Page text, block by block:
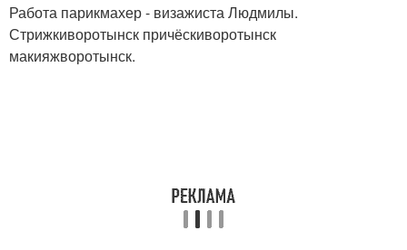
Работа парикмахер - визажиста Людмилы.
Стрижкиворотынск причёскиворотынск
макияжворотынск.